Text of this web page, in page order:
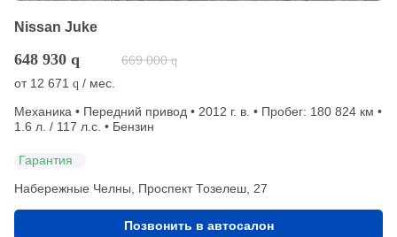
Nissan Juke
648 930 q 669 000 q
от 12 671 q / мес.
Механика • Передний привод • 2012 г. в. • Пробег: 180 824 км •
1.6 л. / 117 л.с. • Бензин
Гарантия
Набережные Челны, Проспект Тозелеш, 27
Позвонить в автосалон